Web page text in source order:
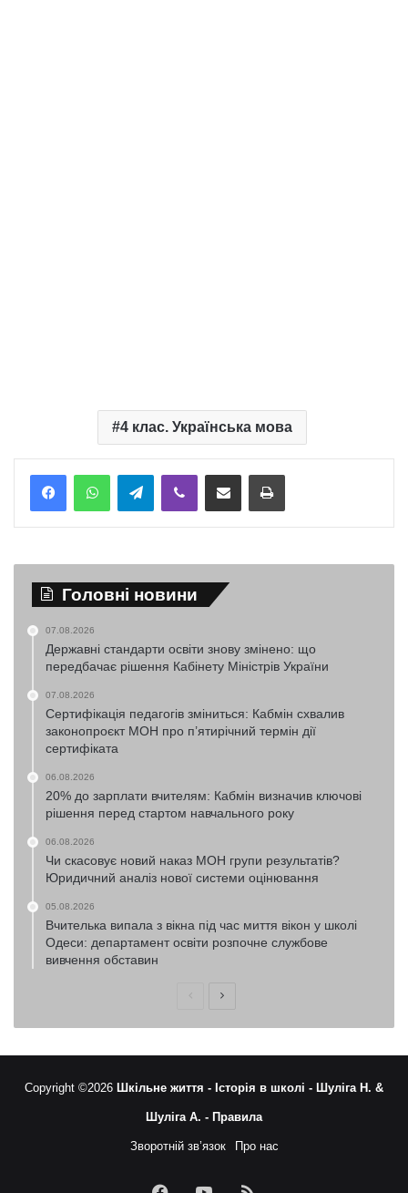
4 клас. Українська мова
TelegramViber Надіслати електронною поштоюНадрукувати
Головні новини
07.08.2026
Державні стандарти освіти знову змінено: що
передбачає рішення Кабінету Міністрів України
07.08.2026
Сертифікація педагогів зміниться: Кабмін схвалив
законопроєкт МОН про п’ятирічний термін дії
сертифіката
06.08.2026
20% до зарплати вчителям: Кабмін визначив ключові
рішення перед стартом навчального року
06.08.2026
Чи скасовує новий наказ МОН групи результатів?
Юридичний аналіз нової системи оцінювання
05.08.2026
Вчителька випала з вікна під час миття вікон у школі
Одеси: департамент освіти розпочне службове
вивчення обставин
ПопередняНаступна
Copyright ©2026 Шкільне життя - Історія в школі - Шуліга Н. &
Шуліга А. - Правила
Зворотній зв’язок Про нас